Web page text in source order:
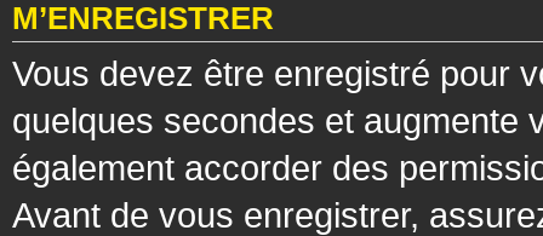
M’ENREGISTRER
Vous devez être enregistré pour
quelques secondes et augmente
également accorder des
Avant de vous enregistrer,